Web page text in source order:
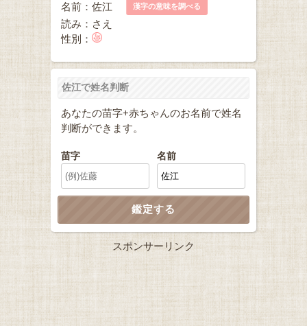
名前：佐江 漢字の意味を調べる
読み：さえ
性別：
佐江で姓名判断
あなたの苗字+赤ちゃんのお名前で姓名
判断ができます。
苗字 名前
スポンサーリンク